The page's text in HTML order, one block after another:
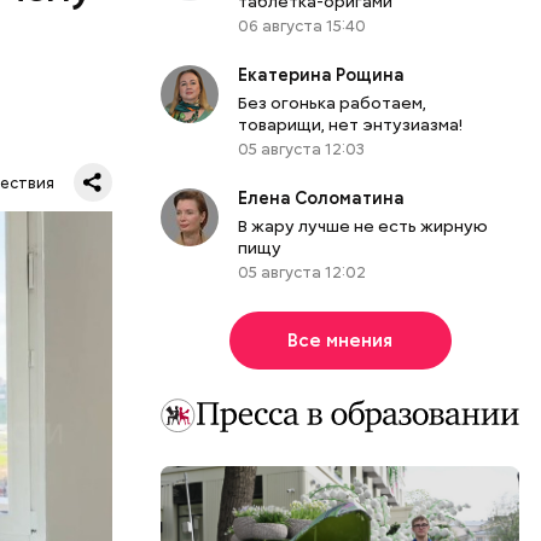
в
06 августа 15:40
Екатерина Рощина
Без огонька работаем,
товарищи, нет энтузиазма!
05 августа 12:03
Елена Соломатина
В жару лучше не есть жирную
пищу
05 августа 12:02
Все мнения